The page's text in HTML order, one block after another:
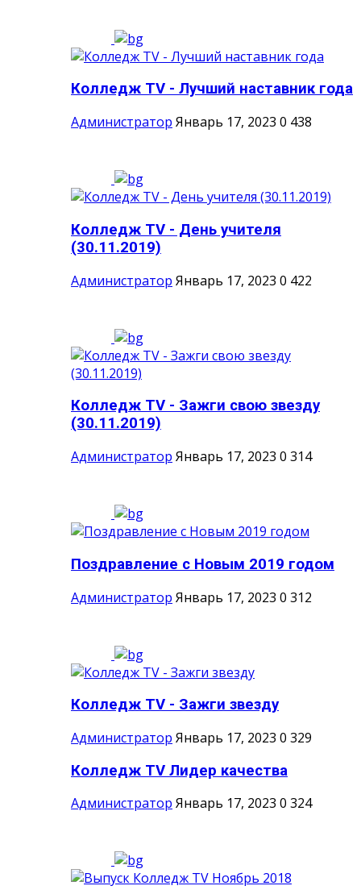
Колледж TV - Лучший наставник года
Администратор Январь 17, 2023 0 438
Колледж TV - День учителя
(30.11.2019)
Администратор Январь 17, 2023 0 422
Колледж TV - Зажги свою звезду
(30.11.2019)
Администратор Январь 17, 2023 0 314
Поздравление с Новым 2019 годом
Администратор Январь 17, 2023 0 312
Колледж TV - Зажги звезду
Администратор Январь 17, 2023 0 329
Колледж TV Лидер качества
Администратор Январь 17, 2023 0 324